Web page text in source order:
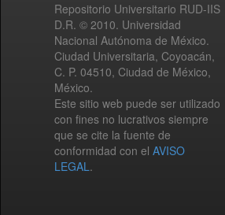
Repositorio Universitario RUD-IIS
D.R. © 2010. Universidad
Nacional Autónoma de México.
Ciudad Universitaria, Coyoacán,
C. P. 04510, Ciudad de México,
México.
Este sitio web puede ser utilizado
con fines no lucrativos siempre
que se cite la fuente de
conformidad con el AVISO
LEGAL.